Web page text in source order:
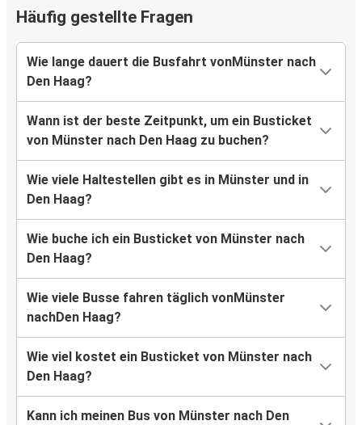
Häufig gestellte Fragen
Wie lange dauert die Busfahrt vonMünster nach
Den Haag?
Wann ist der beste Zeitpunkt, um ein Busticket
von Münster nach Den Haag zu buchen?
Wie viele Haltestellen gibt es in Münster und in
Den Haag?
Wie buche ich ein Busticket von Münster nach
Den Haag?
Wie viele Busse fahren täglich vonMünster
nachDen Haag?
Wie viel kostet ein Busticket von Münster nach
Den Haag?
Kann ich meinen Bus von Münster nach Den